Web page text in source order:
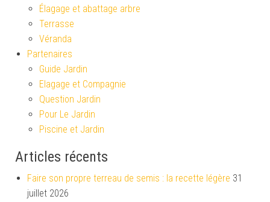
Élagage et abattage arbre
Terrasse
Véranda
Partenaires
Guide Jardin
Elagage et Compagnie
Question Jardin
Pour Le Jardin
Piscine et Jardin
Articles récents
Faire son propre terreau de semis : la recette légère 31
juillet 2026